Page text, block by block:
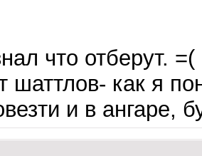
что отберут. =(
шаттлов- как я
и в ангаре,